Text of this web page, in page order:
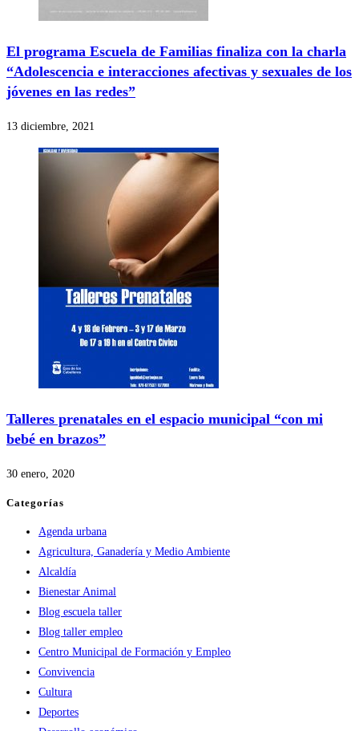
El programa Escuela de Familias finaliza con la charla
“Adolescencia e interacciones afectivas y sexuales de los
jóvenes en las redes”
13 diciembre, 2021
Talleres prenatales en el espacio municipal “con mi
bebé en brazos”
30 enero, 2020
Categorías
Agenda urbana
Agricultura, Ganadería y Medio Ambiente
Alcaldía
Bienestar Animal
Blog escuela taller
Blog taller empleo
Centro Municipal de Formación y Empleo
Convivencia
Cultura
Deportes